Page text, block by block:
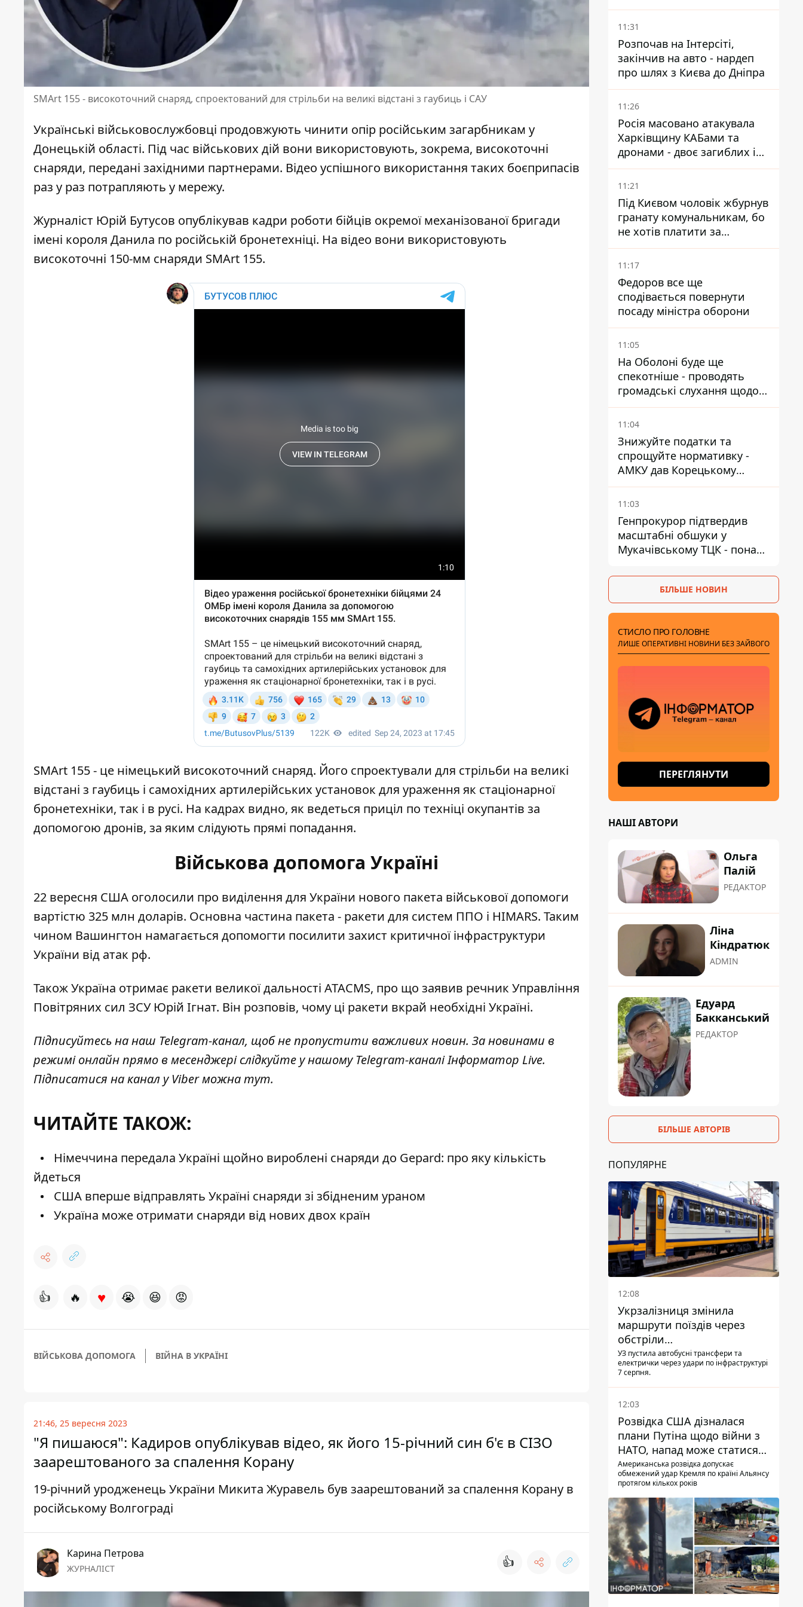
SMArt 155 - високоточний снаряд, спроектований для стрільби на великі відстані з гаубиць і САУ
Українські військовослужбовці продовжують чинити опір російським загарбникам у
Донецькій області. Під час військових дій вони використовують, зокрема, високоточні
снаряди, передані західними партнерами. Відео успішного використання таких боєприпасів
раз у раз потрапляють у мережу.
Журналіст Юрій Бутусов опублікував кадри роботи бійців окремої механізованої бригади
імені короля Данила по російській бронетехніці. На відео вони використовують
високоточні 150-мм снаряди SMArt 155.
SMArt 155 - це німецький високоточний снаряд. Його спроектували для стрільби на великі
відстані з гаубиць і самохідних артилерійських установок для ураження як стаціонарної
бронетехніки, так і в русі. На кадрах видно, як ведеться приціл по техніці окупантів за
допомогою дронів, за яким слідують прямі попадання.
Військова допомога Україні
22 вересня США оголосили про виділення для України нового пакета військової допомоги
вартістю 325 млн доларів. Основна частина пакета - ракети для систем ППО і HIMARS. Таким
чином Вашингтон намагається допомогти посилити захист критичної інфраструктури
України від атак рф.
Також Україна отримає ракети великої дальності ATACMS, про що заявив речник Управління
Повітряних сил ЗСУ Юрій Ігнат. Він розповів, чому ці ракети вкрай необхідні Україні.
Підписуйтесь на наш Telegram-канал, щоб не пропустити важливих новин. За новинами в
режимі онлайн прямо в месенджері слідкуйте у нашому Telegram-каналіІнформатор Live.
Підписатися на канал у Viber можнатут.
ЧИТАЙТЕ ТАКОЖ:
Німеччина передала Україні щойно вироблені снаряди до Gepard: про яку кількість
йдеться
США вперше відправлять Україні снаряди зі збідненим ураном
Україна може отримати снаряди від нових двох країн
👍 🔥 ♥ 😭 😆 😡
ВІЙСЬКОВА ДОПОМОГА ВІЙНА В УКРАЇНІ
21:46, 25 вересня 2023
"Я пишаюся": Кадиров опублікував відео, як його 15-річний син б'є в СІЗО
заарештованого за спалення Корану
19-річний уродженець України Микита Журавель був заарештований за спалення Корану в
російському Волгограді
Карина Петрова
ЖУРНАЛІСТ 👍
11:31
Розпочав на Інтерсіті,
закінчив на авто - нардеп
про шлях з Києва до Дніпра
11:26
Росія масовано атакувала
Харківщину КАБами та
дронами - двоє загиблих і
19 поранених
11:21
Під Києвом чоловік жбурнув
гранату комунальникам, бо
не хотів платити за
квитанціями
11:17
Федоров все ще
сподівається повернути
посаду міністра оборони
11:05
На Оболоні буде ще
спекотніше - проводять
громадські слухання щодо
храму УГКЦ на Північній
11:04
Знижуйте податки та
спрощуйте нормативку -
АМКУ дав Корецькому
поради щодо зниження цін
на пальне
11:03
Генпрокурор підтвердив
масштабні обшуки у
Мукачівському ТЦК - понад
військового обліку за
БІЛЬШЕ НОВИН
СТИСЛО ПРО ГОЛОВНЕ
ЛИШЕ ОПЕРАТИВНІ НОВИНИ БЕЗ ЗАЙВОГО
ПЕРЕГЛЯНУТИ
НАШІ АВТОРИ
Ольга
Палій
РЕДАКТОР
Ліна
Кіндратюк
ADMIN
Едуард
Бакканський
РЕДАКТОР
БІЛЬШЕ АВТОРІВ
ПОПУЛЯРНЕ
12:08
Укрзалізниця змінила
маршрути поїздів через
обстріли
Дніпропетровщини,
Харківщини й Запоріжжя
УЗ пустила автобусні трансфери та
електрички через удари по інфраструктурі
7 серпня.
12:03
Розвідка США дізналася
плани Путіна щодо війни з
НАТО, напад може статися
восени – у WSJ розкрили
деталі
Американська розвідка допускає
обмежений удар Кремля по країні Альянсу
протягом кількох років